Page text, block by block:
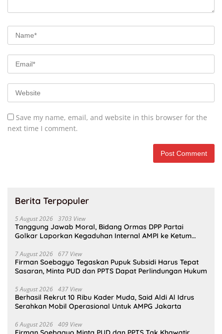
Save my name, email, and website in this browser for the
next time I comment.
Berita Terpopuler
5 August 2026 3703 View
Tanggung Jawab Moral, Bidang Ormas DPP Partai
Golkar Laporkan Kegaduhan Internal AMPI ke Ketum
7 August 2026 677 View
Firman Soebagyo Tegaskan Pupuk Subsidi Harus Tepat
Sasaran, Minta PUD dan PPTS Dapat Perlindungan Hukum
5 August 2026 437 View
Berhasil Rekrut 10 Ribu Kader Muda, Said Aldi Al Idrus
Serahkan Mobil Operasional Untuk AMPG Jakarta
6 August 2026 409 View